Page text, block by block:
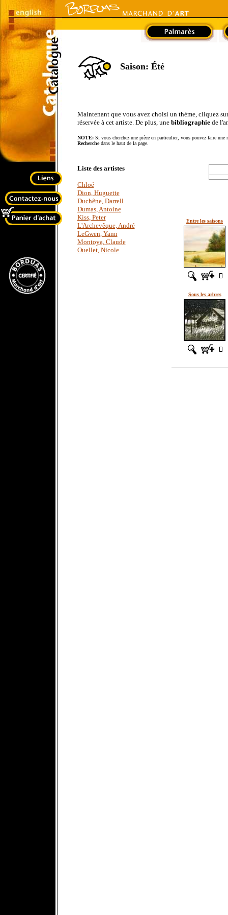
Saison: Été
Maintenant que vous avez choisi un thème, cliquez
réservée à cet artiste. De plus, une bibliographiede
NOTE:Si vous cherchez une pièce en particulier, vous pouvez faire une
Recherchedans le haut de la page.
Liste des artistes
Chloé
Dion, Huguette
Duchêne, Darrell
Dumas, Antoine
Kiss, Peter
L'Archevêque, André
LeGwen, Yann
Montoya, Claude
Ouellet, Nicole
Entre les saisons
Sous les arbres